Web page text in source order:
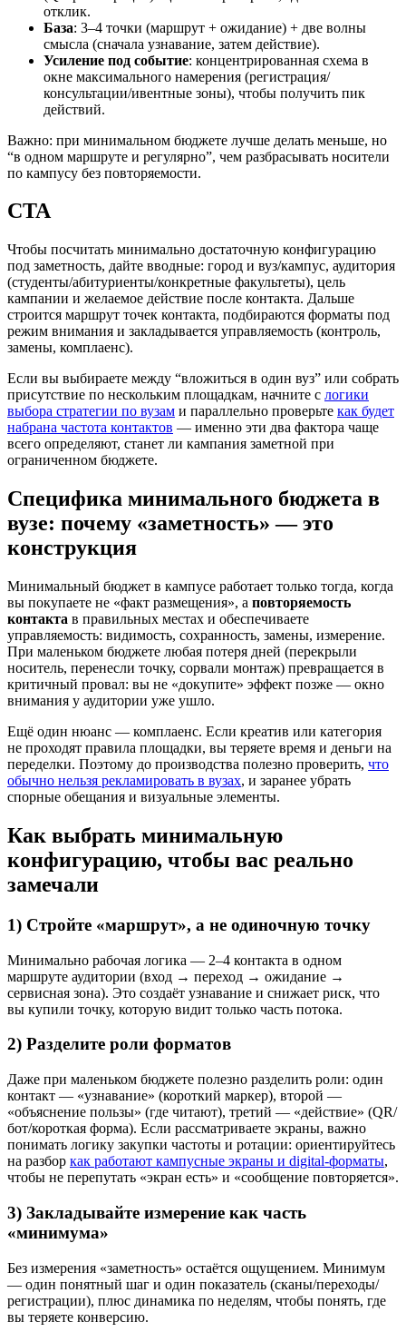
отклик.
База: 3–4 точки (маршрут + ожидание) + две волны
смысла (сначала узнавание, затем действие).
Усиление под событие: концентрированная схема в
окне максимального намерения (регистрация/
консультации/ивентные зоны), чтобы получить пик
действий.
Важно: при минимальном бюджете лучше делать меньше, но
“в одном маршруте и регулярно”, чем разбрасывать носители
по кампусу без повторяемости.
CTA
Чтобы посчитать минимально достаточную конфигурацию
под заметность, дайте вводные: город и вуз/кампус, аудитория
(студенты/абитуриенты/конкретные факультеты), цель
кампании и желаемое действие после контакта. Дальше
строится маршрут точек контакта, подбираются форматы под
режим внимания и закладывается управляемость (контроль,
замены, комплаенс).
Если вы выбираете между “вложиться в один вуз” или собрать
присутствие по нескольким площадкам, начните с логики
выбора стратегии по вузам и параллельно проверьте как будет
набрана частота контактов — именно эти два фактора чаще
всего определяют, станет ли кампания заметной при
ограниченном бюджете.
Специфика минимального бюджета в
вузе: почему «заметность» — это
конструкция
Минимальный бюджет в кампусе работает только тогда, когда
вы покупаете не «факт размещения», а повторяемость
контакта в правильных местах и обеспечиваете
управляемость: видимость, сохранность, замены, измерение.
При маленьком бюджете любая потеря дней (перекрыли
носитель, перенесли точку, сорвали монтаж) превращается в
критичный провал: вы не «докупите» эффект позже — окно
внимания у аудитории уже ушло.
Ещё один нюанс — комплаенс. Если креатив или категория
не проходят правила площадки, вы теряете время и деньги на
переделки. Поэтому до производства полезно проверить, что
обычно нельзя рекламировать в вузах, и заранее убрать
спорные обещания и визуальные элементы.
Как выбрать минимальную
конфигурацию, чтобы вас реально
замечали
1) Стройте «маршрут», а не одиночную точку
Минимально рабочая логика — 2–4 контакта в одном
маршруте аудитории (вход → переход → ожидание →
сервисная зона). Это создаёт узнавание и снижает риск, что
вы купили точку, которую видит только часть потока.
2) Разделите роли форматов
Даже при маленьком бюджете полезно разделить роли: один
контакт — «узнавание» (короткий маркер), второй —
«объяснение пользы» (где читают), третий — «действие» (QR/
бот/короткая форма). Если рассматриваете экраны, важно
понимать логику закупки частоты и ротации: ориентируйтесь
на разбор как работают кампусные экраны и digital-форматы,
чтобы не перепутать «экран есть» и «сообщение повторяется».
3) Закладывайте измерение как часть
«минимума»
Без измерения «заметность» остаётся ощущением. Минимум
— один понятный шаг и один показатель (сканы/переходы/
регистрации), плюс динамика по неделям, чтобы понять, где
вы теряете конверсию.